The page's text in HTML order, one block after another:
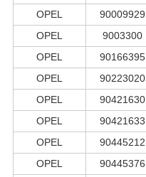
OPEL
90009929
OPEL
9003300
OPEL
90166395
OPEL
90223020
OPEL
90421630
OPEL
90421633
OPEL
90445212
OPEL
90445376